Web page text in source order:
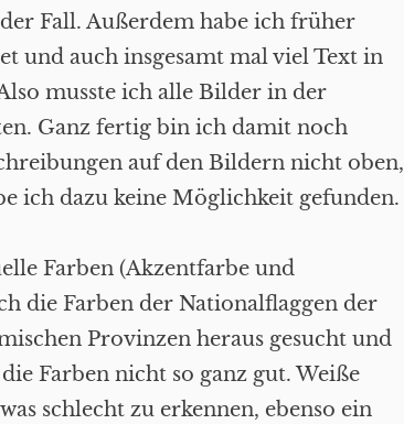
Fall. Außerdem habe ich früher
und auch insgesamt mal viel Text in
musste ich alle Bilder in der
Ganz fertig bin ich damit noch
auf den Bildern nicht oben,
ich dazu keine Möglichkeit gefunden.
Farben (Akzentfarbe und
die Farben der Nationalflaggen der
Provinzen heraus gesucht und
Farben nicht so ganz gut. Weiße
schlecht zu erkennen, ebenso ein